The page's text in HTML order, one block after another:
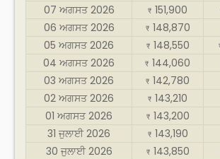
07 ਅਗਸਤ 2026
₹ 151,900
06 ਅਗਸਤ 2026
₹ 148,870
05 ਅਗਸਤ 2026
₹ 148,550
04 ਅਗਸਤ 2026
₹ 144,060
03 ਅਗਸਤ 2026
₹ 142,780
02 ਅਗਸਤ 2026
₹ 143,210
01 ਅਗਸਤ 2026
₹ 143,200
31 ਜੁਲਾਈ 2026
₹ 143,190
30 ਜੁਲਾਈ 2026
₹ 143,850